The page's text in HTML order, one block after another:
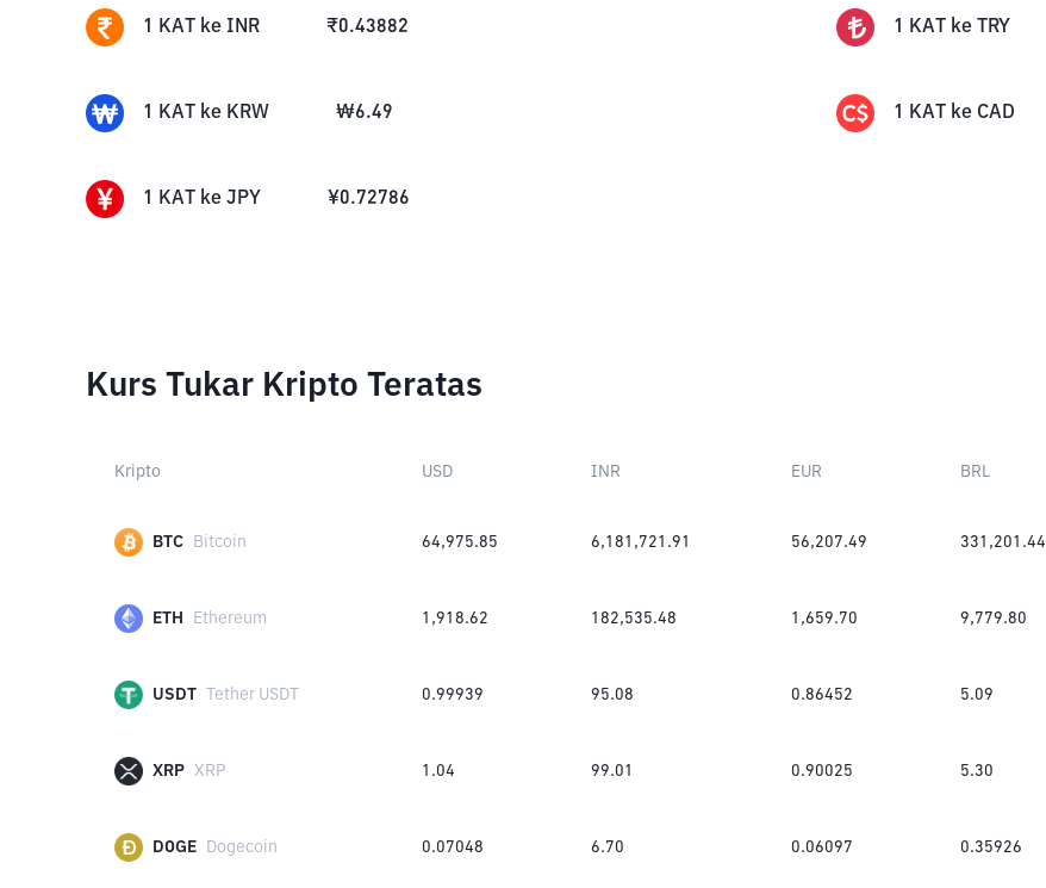
1 KAT ke INR ₹0.43882 1 KAT ke TRY
1 KAT ke KRW ₩6.49 1 KAT ke CAD
1 KAT ke JPY ¥0.72786
Kurs Tukar Kripto Teratas
Kripto USD INR EUR BRL
BTC Bitcoin 64,975.85 6,181,721.91 56,207.49 331,201.44
ETH Ethereum 1,918.62 182,535.48 1,659.70 9,779.80
USDT Tether USDT 0.99939 95.08 0.86452 5.09
XRP XRP 1.04 99.01 0.90025 5.30
DOGE Dogecoin 0.07048 6.70 0.06097 0.35926